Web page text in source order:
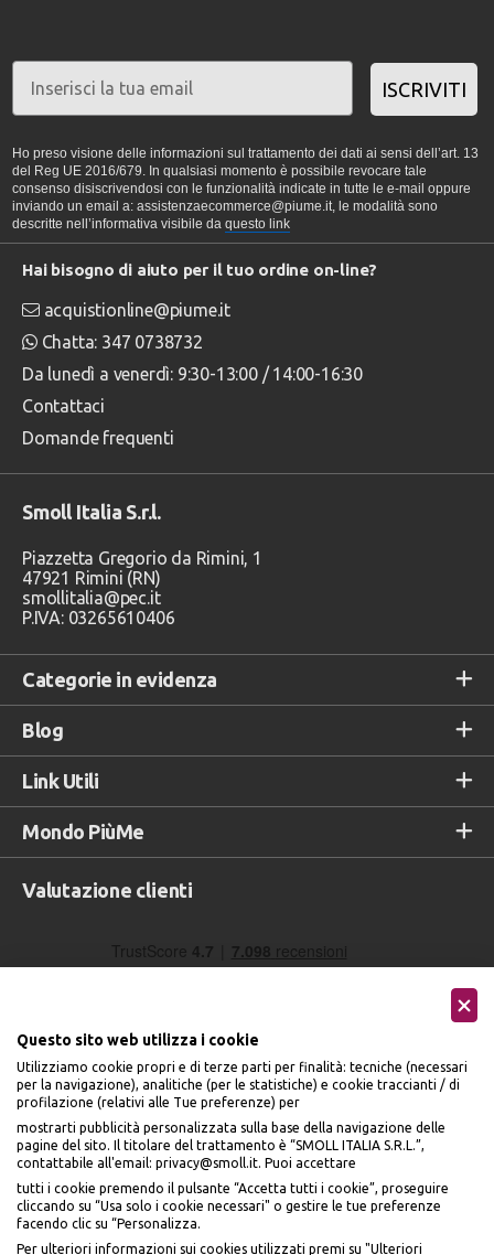
ISCRIVITI
Ho preso visione delle informazioni sul trattamento dei dati ai sensi dell’art. 13
del Reg UE 2016/679. In qualsiasi momento è possibile revocare tale
consenso disiscrivendosi con le funzionalità indicate in tutte le e-mail oppure
inviando un email a: assistenzaecommerce@piume.it, le modalità sono
descritte nell’informativa visibile da questo link
Categorie in evidenza
Blog
Link Utili
Mondo PiùMe
Hai bisogno di aiuto per il tuo ordine on-line?
acquistionline@piume.it
Chatta: 347 0738732
Da lunedì a venerdì: 9:30-13:00 / 14:00-16:30
Contattaci
Domande frequenti
Smoll Italia S.r.l.
Piazzetta Gregorio da Rimini, 1
47921 Rimini (RN)
smollitalia@pec.it
P.IVA: 03265610406
Valutazione clienti
Accettiamo
Seguici sui social
Questo sito web utilizza i cookie
Utilizziamo cookie propri e di terze parti per finalità: tecniche (necessari
per la navigazione), analitiche (per le statistiche) e cookie traccianti / di
profilazione (relativi alle Tue preferenze) per
mostrarti pubblicità personalizzata sulla base della navigazione delle
pagine del sito. Il titolare del trattamento è “SMOLL ITALIA S.R.L.”,
contattabile all'email: privacy@smoll.it. Puoi accettare
tutti i cookie premendo il pulsante “Accetta tutti i cookie”, proseguire
cliccando su “Usa solo i cookie necessari" o gestire le tue preferenze
facendo clic su “Personalizza.
Per ulteriori informazioni sui cookies utilizzati premi su "Ulteriori
BENVENUTO DA